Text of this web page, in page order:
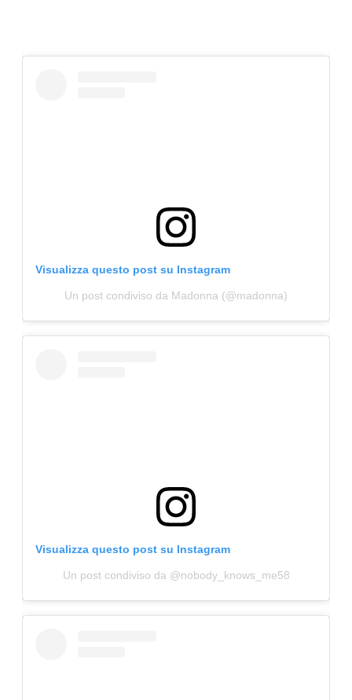
Visualizza questo post su Instagram
Un post condiviso da Madonna (@madonna)
Visualizza questo post su Instagram
Un post condiviso da @nobody_knows_me58